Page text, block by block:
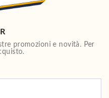
promozioni e novità. Per